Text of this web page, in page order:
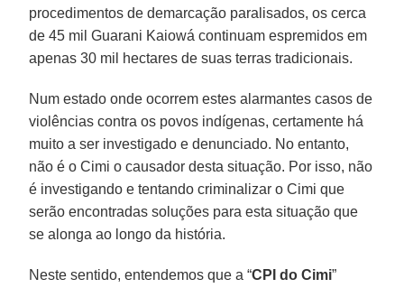
procedimentos de demarcação paralisados, os cerca
de 45 mil Guarani Kaiowá continuam espremidos em
apenas 30 mil hectares de suas terras tradicionais.
Num estado onde ocorrem estes alarmantes casos de
violências contra os povos indígenas, certamente há
muito a ser investigado e denunciado. No entanto,
não é o Cimi o causador desta situação. Por isso, não
é investigando e tentando criminalizar o Cimi que
serão encontradas soluções para esta situação que
se alonga ao longo da história.
Neste sentido, entendemos que a “CPI do Cimi”